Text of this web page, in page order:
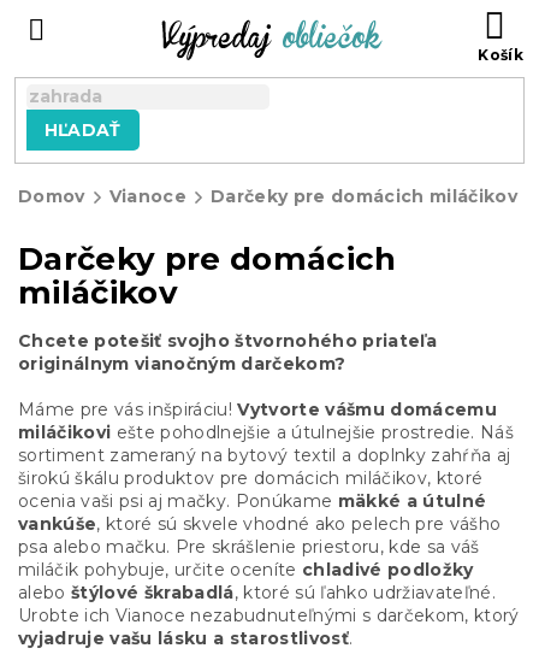
HĽADAŤ
Domov Vianoce Darčeky pre domácich miláčikov
Darčeky pre domácich
miláčikov
Chcete potešiť svojho štvornohého priateľa
originálnym vianočným darčekom?
Máme pre vás inšpiráciu!Vytvorte vášmu domácemu
miláčikovi ešte pohodlnejšie a útulnejšie prostredie. Náš
sortiment zameraný na bytový textil a doplnky zahŕňa aj
širokú škálu produktov pre domácich miláčikov, ktoré
ocenia vaši psi aj mačky. Ponúkame mäkké a útulné
vankúše, ktoré sú skvele vhodné ako pelech pre vášho
psa alebo mačku. Pre skrášlenie priestoru, kde sa váš
miláčik pohybuje, určite oceníte chladivé podložky
alebo štýlové škrabadlá, ktoré sú ľahko udržiavateľné.
Urobte ich Vianoce nezabudnuteľnými s darčekom, ktorý
vyjadruje vašu lásku a starostlivosť.